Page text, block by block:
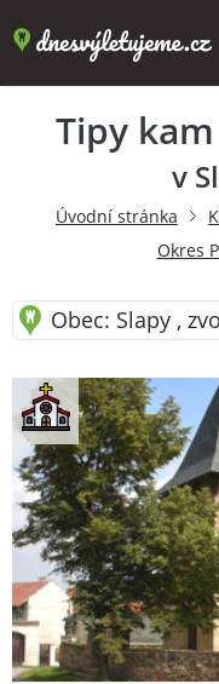
Tipy
v
Úvodní stránka
Okres
Obec: Slapy ,